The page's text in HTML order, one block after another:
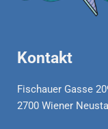
Kontakt
Fischauer Gasse
2700 Wiener